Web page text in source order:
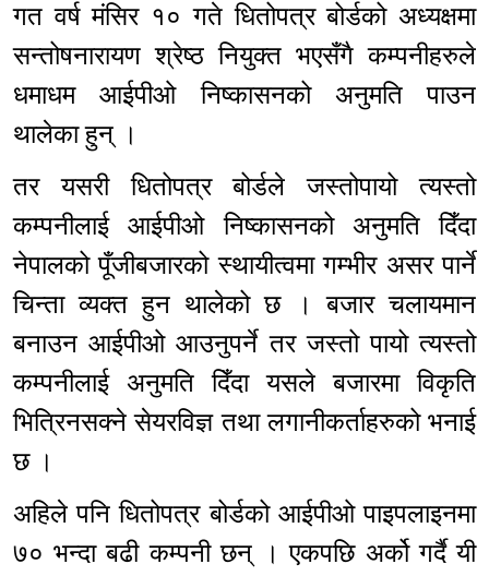
गत वर्ष मंसिर १० गते धितोपत्र बोर्डको अध्यक्षमा
सन्तोषनारायण श्रेष्ठ नियुक्त भएसँगै कम्पनीहरुले
धमाधम आईपीओ निष्कासनको अनुमति पाउन
थालेका हुन् ।
तर यसरी धितोपत्र बोर्डले जस्तोपायो त्यस्तो
कम्पनीलाई आईपीओ निष्कासनको अनुमति दिँदा
नेपालको पूँजीबजारको स्थायीत्वमा गम्भीर असर पार्ने
चिन्ता व्यक्त हुन थालेको छ । बजार चलायमान
बनाउन आईपीओ आउनुपर्ने तर जस्तो पायो त्यस्तो
कम्पनीलाई अनुमति दिँदा यसले बजारमा विकृति
भित्रिनसक्ने सेयरविज्ञ तथा लगानीकर्ताहरुको भनाई
छ ।
अहिले पनि धितोपत्र बोर्डको आईपीओ पाइपलाइनमा
७० भन्दा बढी कम्पनी छन् । एकपछि अर्को गर्दै यी